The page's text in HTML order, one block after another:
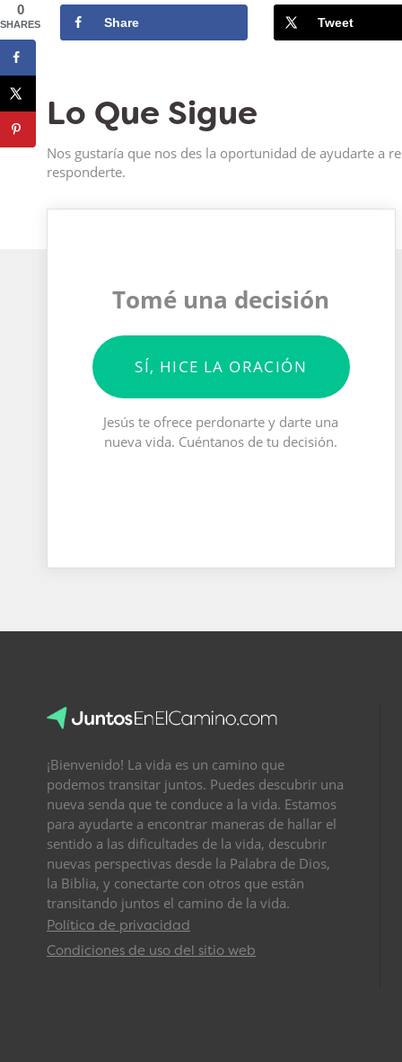
Share Tweet
Lo Que Sigue
Nos gustaría que nos des la oportunidad de ayudarte a
responderte.
Tomé una decisión
SÍ, HICE LA ORACIÓN
Jesús te ofrece perdonarte y darte una
nueva vida. Cuéntanos de tu decisión.
¡Bienvenido! La vida es un camino que
podemos transitar juntos. Puedes descubrir una
nueva senda que te conduce a la vida. Estamos
para ayudarte a encontrar maneras de hallar el
sentido a las dificultades de la vida, descubrir
nuevas perspectivas desde la Palabra de Dios,
la Biblia, y conectarte con otros que están
transitando juntos el camino de la vida.
Política de privacidad
Condiciones de uso del sitio web
0
SHARES